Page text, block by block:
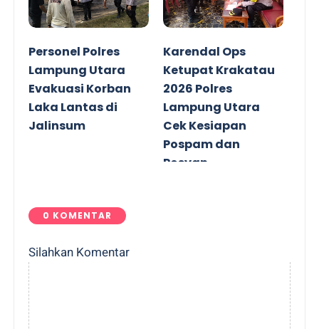
Personel Polres
Lampung Utara
Evakuasi Korban
Laka Lantas di
Jalinsum
Karendal Ops
Ketupat Krakatau
2026 Polres
Lampung Utara
Cek Kesiapan
Pospam dan
Posyan
0 KOMENTAR
Silahkan Komentar